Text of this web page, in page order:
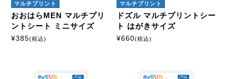
マルチプリント
おおはらMEN マルチプリ
ントシート ミニサイズ
¥385(税込)
マルチプリント
ドズル マルチプリントシー
ト はがきサイズ
¥660(税込)